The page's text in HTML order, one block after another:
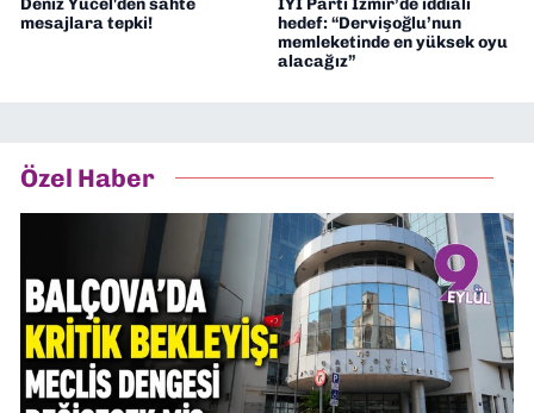
Deniz Yücel'den sahte
mesajlara tepki!
İYİ Parti İzmir’de iddialı
hedef: “Dervişoğlu’nun
memleketinde en yüksek oyu
alacağız”
Özel Haber